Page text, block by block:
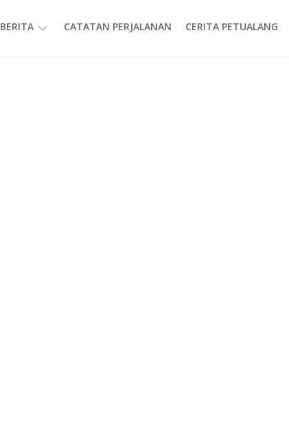
BERITA CATATAN PERJALANAN CERITA PETUALANG